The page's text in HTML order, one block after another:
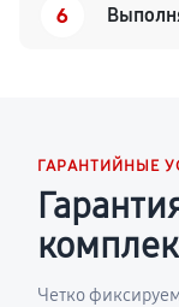
6
ГАРАНТИЙНЫЕ
Четко